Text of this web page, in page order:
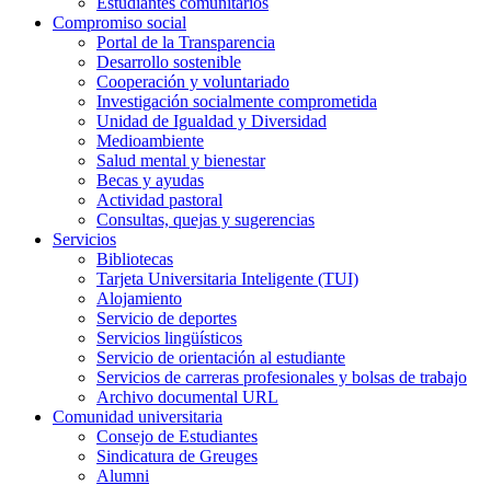
Compromiso social
Portal de la Transparencia
Desarrollo sostenible
Cooperación y voluntariado
Investigación socialmente comprometida
Unidad de Igualdad y Diversidad
Medioambiente
Salud mental y bienestar
Becas y ayudas
Actividad pastoral
Consultas, quejas y sugerencias
Servicios
Bibliotecas
Tarjeta Universitaria Inteligente (TUI)
Alojamiento
Servicio de deportes
Servicios lingüísticos
Servicio de orientación al estudiante
Servicios de carreras profesionales y bolsas de trabajo
Archivo documental URL
Comunidad universitaria
Consejo de Estudiantes
Sindicatura de Greuges
Alumni